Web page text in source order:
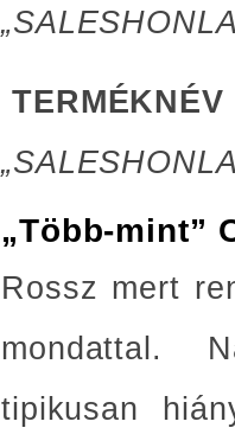
„Több-mint”
Rossz mert
mondattal.
tipikusan